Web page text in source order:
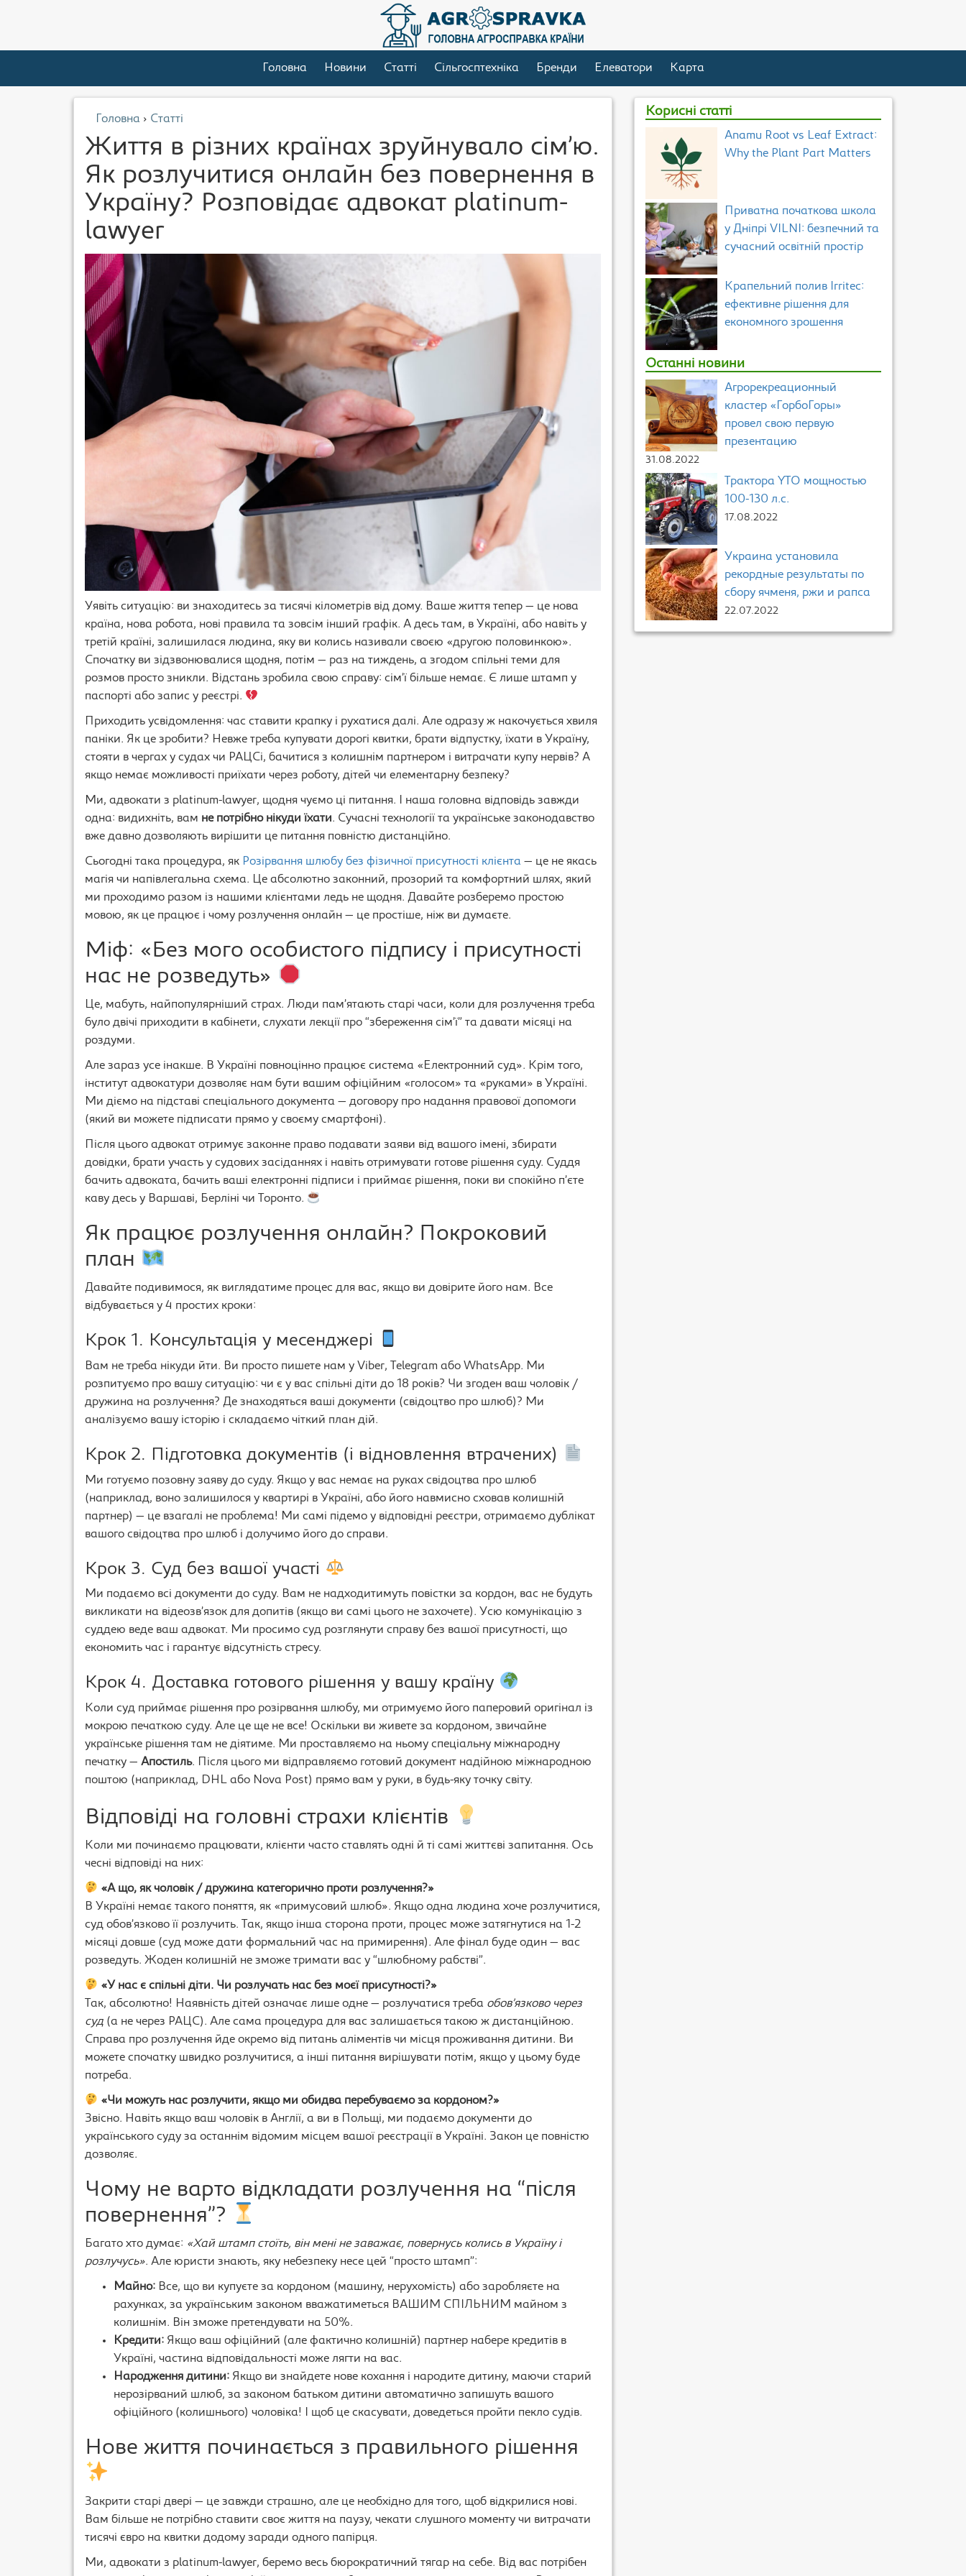
Головна Новини Статті Сільгосптехніка Бренди Елеватори Карта
Головна › Статті
Життя в різних країнах зруйнувало сім’ю.
Як розлучитися онлайн без повернення в
Україну? Розповідає адвокат platinum-
lawyer
Уявіть ситуацію: ви знаходитесь за тисячі кілометрів від дому. Ваше життя тепер — це нова
країна, нова робота, нові правила та зовсім інший графік. А десь там, в Україні, або навіть у
третій країні, залишилася людина, яку ви колись називали своєю «другою половинкою».
Спочатку ви зідзвонювалися щодня, потім — раз на тиждень, а згодом спільні теми для
розмов просто зникли. Відстань зробила свою справу: сім’ї більше немає. Є лише штамп у
паспорті або запис у реєстрі.
Приходить усвідомлення: час ставити крапку і рухатися далі. Але одразу ж накочується хвиля
паніки. Як це зробити? Невже треба купувати дорогі квитки, брати відпустку, їхати в Україну,
стояти в чергах у судах чи РАЦСі, бачитися з колишнім партнером і витрачати купу нервів? А
якщо немає можливості приїхати через роботу, дітей чи елементарну безпеку?
Ми, адвокати з platinum-lawyer, щодня чуємо ці питання. І наша головна відповідь завжди
одна: видихніть, вам не потрібно нікуди їхати. Сучасні технології та українське законодавство
вже давно дозволяють вирішити це питання повністю дистанційно.
Сьогодні така процедура, як Розірвання шлюбу без фізичної присутності клієнта — це не якась
магія чи напівлегальна схема. Це абсолютно законний, прозорий та комфортний шлях, який
ми проходимо разом із нашими клієнтами ледь не щодня. Давайте розберемо простою
мовою, як це працює і чому розлучення онлайн — це простіше, ніж ви думаєте.
Міф: «Без мого особистого підпису і присутності
нас не розведуть»
Це, мабуть, найпопулярніший страх. Люди пам’ятають старі часи, коли для розлучення треба
було двічі приходити в кабінети, слухати лекції про “збереження сім’ї” та давати місяці на
роздуми.
Але зараз усе інакше. В Україні повноцінно працює система «Електронний суд». Крім того,
інститут адвокатури дозволяє нам бути вашим офіційним «голосом» та «руками» в Україні.
Ми діємо на підставі спеціального документа — договору про надання правової допомоги
(який ви можете підписати прямо у своєму смартфоні).
Після цього адвокат отримує законне право подавати заяви від вашого імені, збирати
довідки, брати участь у судових засіданнях і навіть отримувати готове рішення суду. Суддя
бачить адвоката, бачить ваші електронні підписи і приймає рішення, поки ви спокійно п’єте
каву десь у Варшаві, Берліні чи Торонто.
Як працює розлучення онлайн? Покроковий
план
Давайте подивимося, як виглядатиме процес для вас, якщо ви довірите його нам. Все
відбувається у 4 простих кроки:
Крок 1. Консультація у месенджері
Вам не треба нікуди йти. Ви просто пишете нам у Viber, Telegram або WhatsApp. Ми
розпитуємо про вашу ситуацію: чи є у вас спільні діти до 18 років? Чи згоден ваш чоловік /
дружина на розлучення? Де знаходяться ваші документи (свідоцтво про шлюб)? Ми
аналізуємо вашу історію і складаємо чіткий план дій.
Крок 2. Підготовка документів (і відновлення втрачених)
Ми готуємо позовну заяву до суду. Якщо у вас немає на руках свідоцтва про шлюб
(наприклад, воно залишилося у квартирі в Україні, або його навмисно сховав колишній
партнер) — це взагалі не проблема! Ми самі підемо у відповідні реєстри, отримаємо дублікат
вашого свідоцтва про шлюб і долучимо його до справи.
Крок 3. Суд без вашої участі
Ми подаємо всі документи до суду. Вам не надходитимуть повістки за кордон, вас не будуть
викликати на відеозв’язок для допитів (якщо ви самі цього не захочете). Усю комунікацію з
суддею веде ваш адвокат. Ми просимо суд розглянути справу без вашої присутності, що
економить час і гарантує відсутність стресу.
Крок 4. Доставка готового рішення у вашу країну
Коли суд приймає рішення про розірвання шлюбу, ми отримуємо його паперовий оригінал із
мокрою печаткою суду. Але це ще не все! Оскільки ви живете за кордоном, звичайне
українське рішення там не діятиме. Ми проставляємо на ньому спеціальну міжнародну
печатку — Апостиль. Після цього ми відправляємо готовий документ надійною міжнародною
поштою (наприклад, DHL або Nova Post) прямо вам у руки, в будь-яку точку світу.
Відповіді на головні страхи клієнтів
Коли ми починаємо працювати, клієнти часто ставлять одні й ті самі життєві запитання. Ось
чесні відповіді на них:
«А що, як чоловік / дружина категорично проти розлучення?»
В Україні немає такого поняття, як «примусовий шлюб». Якщо одна людина хоче розлучитися,
суд обов’язково її розлучить. Так, якщо інша сторона проти, процес може затягнутися на 1-2
місяці довше (суд може дати формальний час на примирення). Але фінал буде один — вас
розведуть. Жоден колишній не зможе тримати вас у “шлюбному рабстві”.
«У нас є спільні діти. Чи розлучать нас без моєї присутності?»
Так, абсолютно! Наявність дітей означає лише одне — розлучатися треба обов’язково через
суд (а не через РАЦС). Але сама процедура для вас залишається такою ж дистанційною.
Справа про розлучення йде окремо від питань аліментів чи місця проживання дитини. Ви
можете спочатку швидко розлучитися, а інші питання вирішувати потім, якщо у цьому буде
потреба.
«Чи можуть нас розлучити, якщо ми обидва перебуваємо за кордоном?»
Звісно. Навіть якщо ваш чоловік в Англії, а ви в Польщі, ми подаємо документи до
українського суду за останнім відомим місцем вашої реєстрації в Україні. Закон це повністю
дозволяє.
Чому не варто відкладати розлучення на “після
повернення”?
Багато хто думає: «Хай штамп стоїть, він мені не заважає, повернусь колись в Україну і
розлучусь». Але юристи знають, яку небезпеку несе цей “просто штамп”:
Майно: Все, що ви купуєте за кордоном (машину, нерухомість) або заробляєте на
рахунках, за українським законом вважатиметься ВАШИМ СПІЛЬНИМ майном з
колишнім. Він зможе претендувати на 50%.
Кредити: Якщо ваш офіційний (але фактично колишній) партнер набере кредитів в
Україні, частина відповідальності може лягти на вас.
Народження дитини: Якщо ви знайдете нове кохання і народите дитину, маючи старий
нерозірваний шлюб, за законом батьком дитини автоматично запишуть вашого
офіційного (колишнього) чоловіка! І щоб це скасувати, доведеться пройти пекло судів.
Нове життя починається з правильного рішення
Закрити старі двері — це завжди страшно, але це необхідно для того, щоб відкрилися нові.
Вам більше не потрібно ставити своє життя на паузу, чекати слушного моменту чи витрачати
тисячі євро на квитки додому заради одного папірця.
Ми, адвокати з platinum-lawyer, беремо весь бюрократичний тягар на себе. Від вас потрібен
Корисні статті
Anamu Root vs Leaf Extract:
Why the Plant Part Matters
Приватна початкова школа
у Дніпрі VILNI: безпечний та
сучасний освітній простір
Крапельний полив Irritec:
ефективне рішення для
економного зрошення
Останні новини
Агрорекреационный
кластер «ГорбоГоры»
провел свою первую
презентацию
31.08.2022
Трактора YTO мощностью
100-130 л.с.
17.08.2022
Украина установила
рекордные результаты по
сбору ячменя, ржи и рапса
22.07.2022